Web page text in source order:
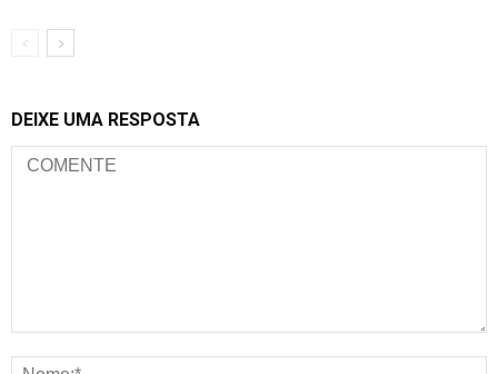
DEIXE UMA RESPOSTA